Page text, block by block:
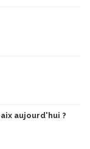
aujourd'hui ?